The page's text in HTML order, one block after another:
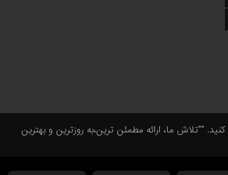
ما، ارائه مطمئن ترین،به روزترین و بهترین